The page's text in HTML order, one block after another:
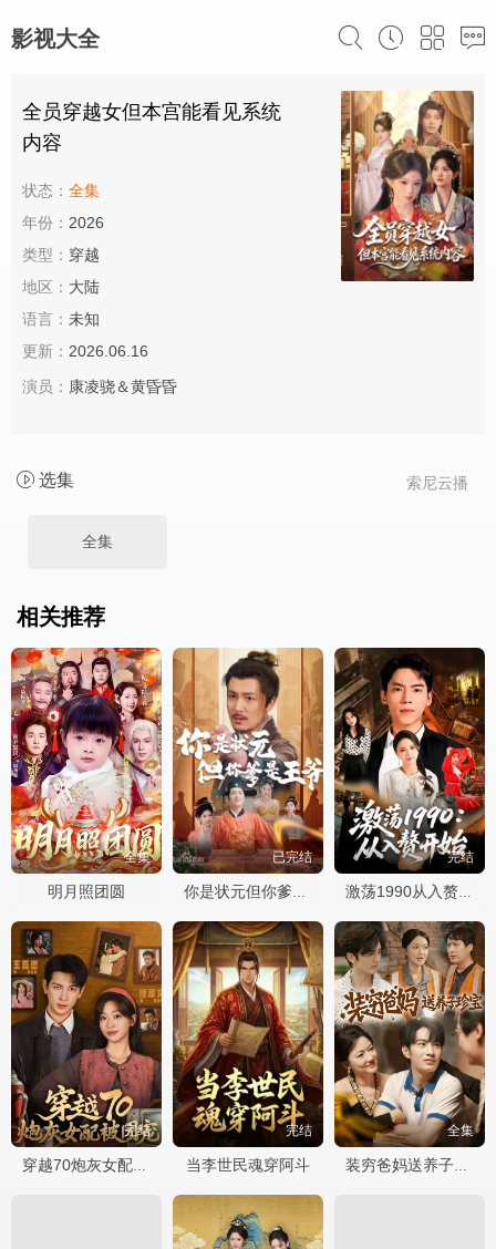
影视大全
全员穿越女但本宫能看见系统
内容
状态： 全集
年份： 2026
类型： 穿越
地区： 大陆
语言： 未知
更新： 2026.06.16
演员： 康凌骁＆黄昏昏
索尼云播
选集
全集
相关推荐
全集
明月照团圆
已完结
你是状元但你爹是王爷
完结
激荡1990从入赘开始
完结
穿越70炮灰女配被团宠
完结
当李世民魂穿阿斗
全集
装穷爸妈送养子珍宝